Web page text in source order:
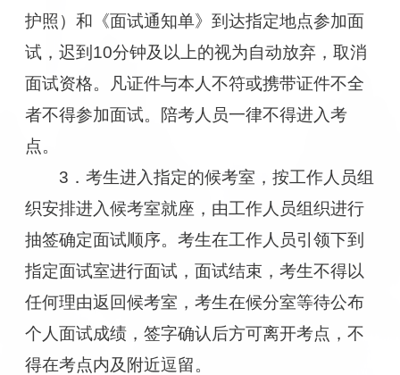
护照）和《面试通知单》到达指定地点参加面
试，迟到10分钟及以上的视为自动放弃，取消
面试资格。凡证件与本人不符或携带证件不全
者不得参加面试。陪考人员一律不得进入考
点。
3．考生进入指定的候考室，按工作人员组
织安排进入候考室就座，由工作人员组织进行
抽签确定面试顺序。考生在工作人员引领下到
指定面试室进行面试，面试结束，考生不得以
任何理由返回候考室，考生在候分室等待公布
个人面试成绩，签字确认后方可离开考点，不
得在考点内及附近逗留。